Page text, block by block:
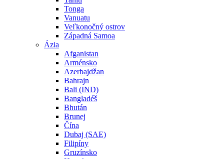
Tonga
Vanuatu
Veľkonočný ostrov
Západná Samoa
Ázia
Afganistan
Arménsko
Azerbajdžan
Bahrajn
Bali (IND)
Bangladéš
Bhután
Brunej
Čína
Dubaj (SAE)
Filipíny
Gruzínsko